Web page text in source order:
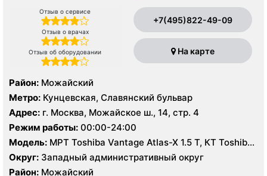
Отзыв о сервисе
Отзыв о врачах
Отзыв об оборудовании
+7(495)822-49-09
На карте
Район: Можайский
Метро: Кунцевская, Славянский бульвар
Адрес: г. Москва, Можайское ш., 14, стр. 4
Режим работы: 00:00-24:00
Модель: МРТ Toshiba Vantage Atlas-X 1.5 Т, КТ Toshiba
Aquilion 64 среза, УЗИ
Округ: Западный административный округ
Район: Можайский